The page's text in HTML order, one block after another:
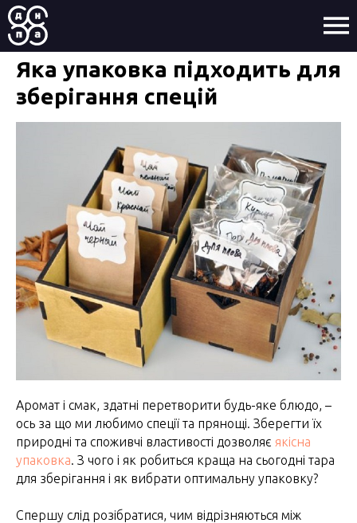
Яка упаковка підходить для
зберігання спецій
Аромат і смак, здатні перетворити будь-яке блюдо, –
ось за що ми любимо спеції та прянощі. Зберегти їх
природні та споживчі властивості дозволяє якісна
упаковка. З чого і як робиться краща на сьогодні тара
для зберігання і як вибрати оптимальну упаковку?
Спершу слід розібратися, чим відрізняються між